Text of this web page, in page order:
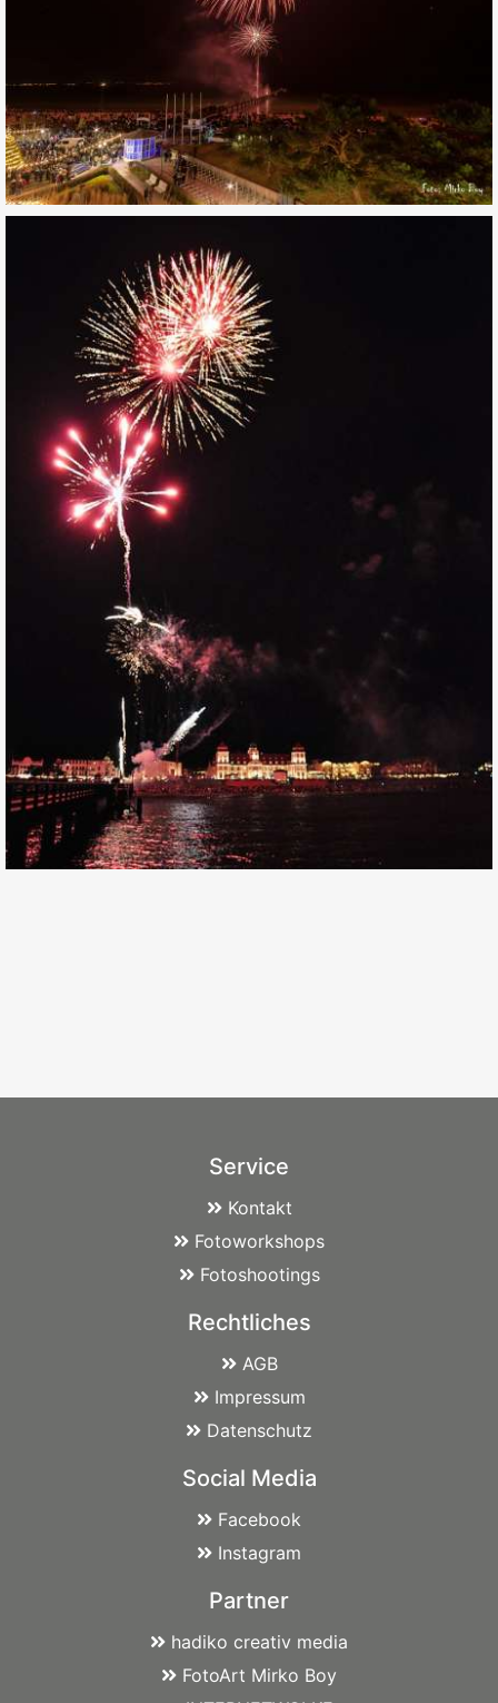
Service
Kontakt
Fotoworkshops
Fotoshootings
Rechtliches
AGB
Impressum
Datenschutz
Social Media
Facebook
Instagram
Partner
hadiko creativ media
FotoArt Mirko Boy